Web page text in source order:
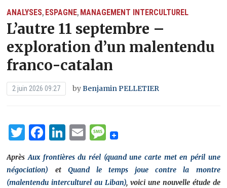
ANALYSES, ESPAGNE, MANAGEMENT INTERCULTUREL
L’autre 11 septembre –
exploration d’un malentendu
franco-catalan
2 juin 2026 09:27 byBenjamin PELLETIER
Twitter
Facebook
LinkedIn
EmailMessage
AprèsAux frontières du réel (quand une carte met en péril une
négociation) et Quand le temps joue contre la montre
(malentendu interculturel au Liban), voici une nouvelle étude de